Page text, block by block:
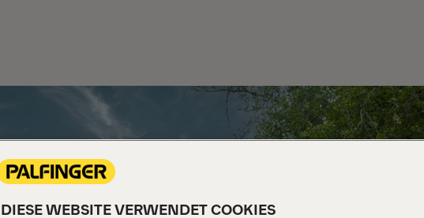
DIESE WEBSITE VERWENDET COOKIES